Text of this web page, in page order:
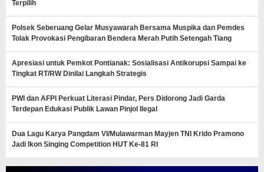
Terpilih
Polsek Seberuang Gelar Musyawarah Bersama Muspika dan Pemdes
Tolak Provokasi Pengibaran Bendera Merah Putih Setengah Tiang
Apresiasi untuk Pemkot Pontianak: Sosialisasi Antikorupsi Sampai ke
Tingkat RT/RW Dinilai Langkah Strategis
PWI dan AFPI Perkuat Literasi Pindar, Pers Didorong Jadi Garda
Terdepan Edukasi Publik Lawan Pinjol Ilegal
Dua Lagu Karya Pangdam VI/Mulawarman Mayjen TNI Krido Pramono
Jadi Ikon Singing Competition HUT Ke-81 RI